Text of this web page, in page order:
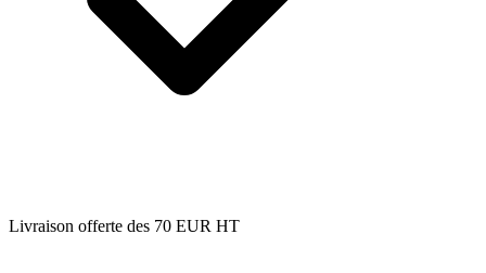
Livraison offerte des 70 EUR HT